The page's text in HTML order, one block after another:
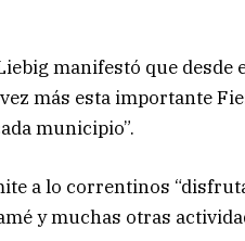
manifestó que desde
más esta importante
municipio”.
a lo correntinos
y muchas otras